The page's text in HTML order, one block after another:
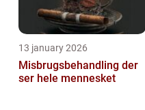
13 january 2026
Misbrugsbehandling der
ser hele mennesket